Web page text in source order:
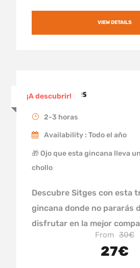
VIEW DETAILS
¡A descubrir!
Gincana Sitges
2-3 horas
Availability : Todo el año
🎁 Ojo que esta gincana lleva
chollo
Descubre Sitges con esta
gincana donde no pararás
disfrutar en la mejor
From 30€
27€